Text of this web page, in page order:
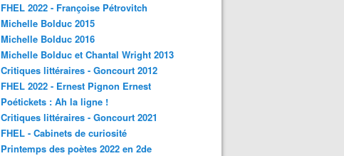
FHEL 2022 - Françoise Pétrovitch
Michelle Bolduc 2015
Michelle Bolduc 2016
Michelle Bolduc et Chantal Wright 2013
Critiques littéraires - Goncourt 2012
FHEL 2022 - Ernest Pignon Ernest
Poétickets : Ah la ligne !
Critiques littéraires - Goncourt 2021
FHEL - Cabinets de curiosité
Printemps des poètes 2022 en 2de